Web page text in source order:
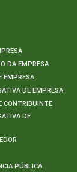
DA EMPRESA
EMPRESA
DE EMPRESA
CONTRIBUINTE
DE
PÚBLICA